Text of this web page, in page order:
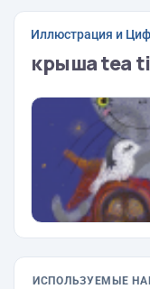
Иллюстрация и
крыша tea
ИСПОЛЬЗУЕМЫЕ